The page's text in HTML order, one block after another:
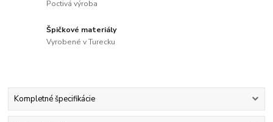
Poctivá výroba
Špičkové materiály
Vyrobené v Turecku
Kompletné špecifikácie